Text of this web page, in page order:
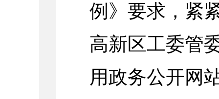
例》要求，紧
高新区工委管
用政务公开网